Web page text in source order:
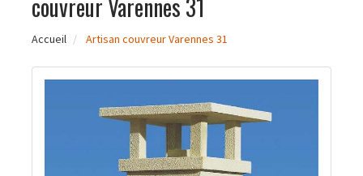
couvreur Varennes 31
Accueil Artisan couvreur Varennes 31